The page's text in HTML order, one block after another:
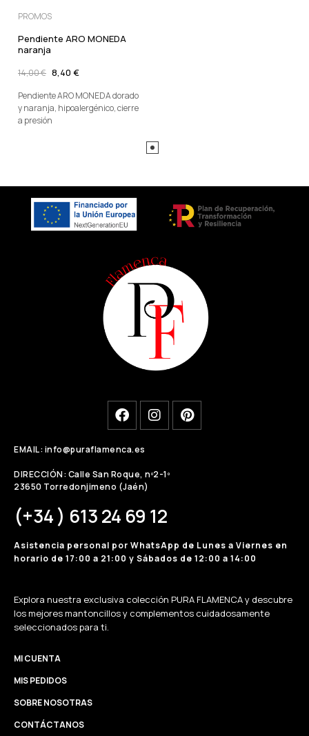
PROMOS
Pendiente ARO MONEDA
naranja
14,00 € 8,40 €
Pendiente ARO MONEDA dorado
y naranja, hipoalergénico, cierre
a presión
EMAIL: info@puraflamenca.es
DIRECCIÓN: Calle San Roque, nº2-1º
23650 Torredonjimeno (Jaén)
(+34 ) 613 24 69 12
Asistencia personal por WhatsApp de Lunes a Viernes en
horario de 17:00 a 21:00 y Sábados de 12:00 a 14:00
Explora nuestra exclusiva colección PURA FLAMENCA y descubre
los mejores mantoncillos y complementos cuidadosamente
seleccionados para ti.
MI CUENTA
MIS PEDIDOS
SOBRE NOSOTRAS
CONTÁCTANOS